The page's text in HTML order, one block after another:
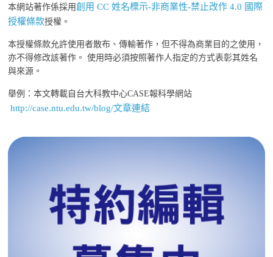
本網站著作係採用創用 CC 姓名標示-非商業性-禁止改作 4.0 國際
授權條款授權。
本授權條款允許使用者散布、傳輸著作，但不得為商業目的之使用，
亦不得修改該著作。 使用時必須按照著作人指定的方式表彰其姓名
與來源。
舉例：本文轉載自台大科教中心CASE報科學網站
http://case.ntu.edu.tw/blog/文章連結